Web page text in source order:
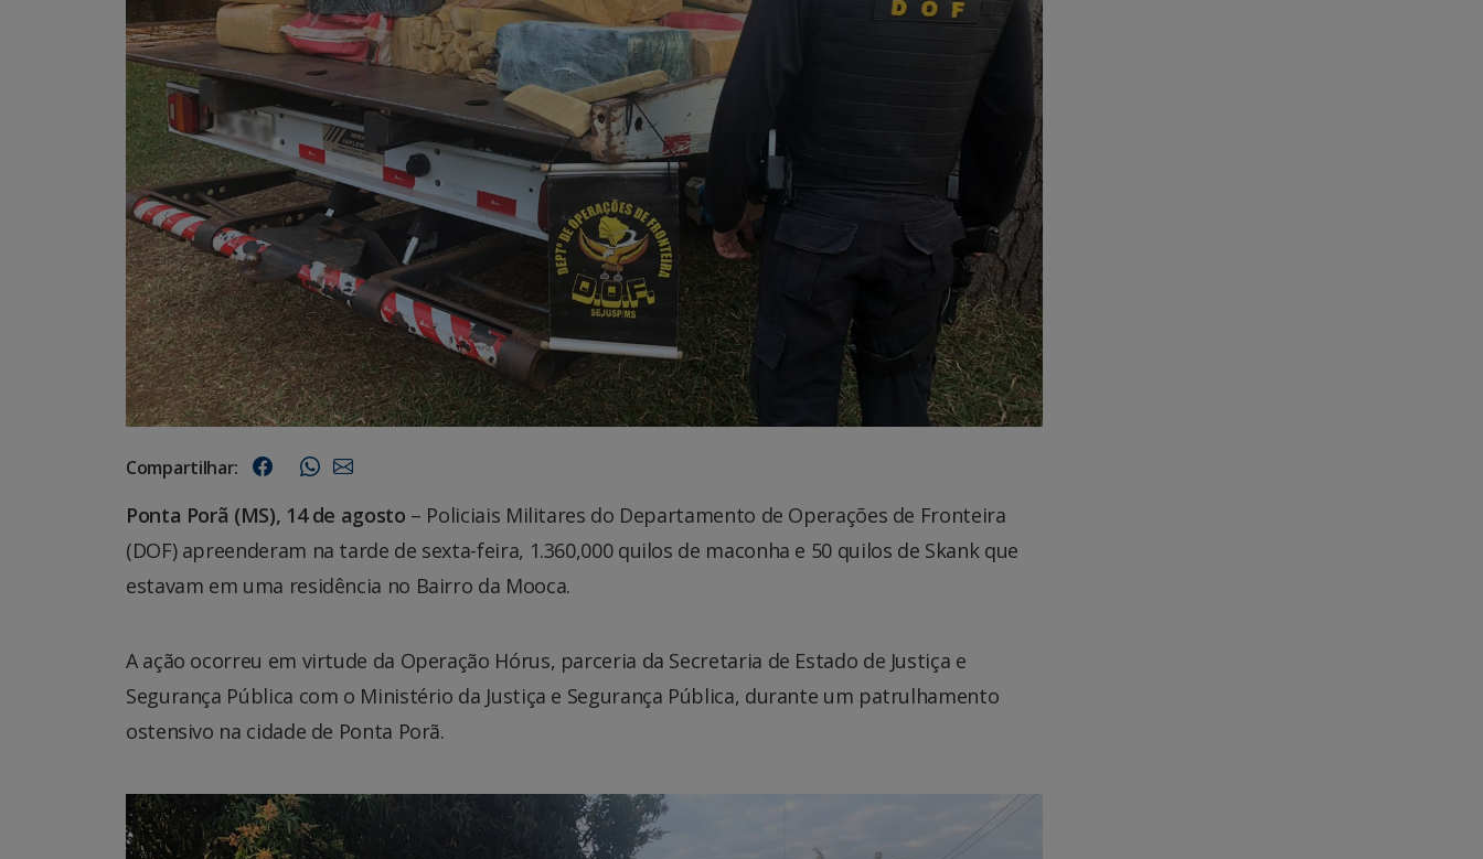
Compartilhar:
Ponta Porã (MS), 14 de agosto – Policiais Militares do Departamento de Operações de Fronteira
(DOF) apreenderam na tarde de sexta-feira, 1.360,000 quilos de maconha e 50 quilos de Skank que
estavam em uma residência no Bairro da Mooca.
A ação ocorreu em virtude da Operação Hórus, parceria da Secretaria de Estado de Justiça e
Segurança Pública com o Ministério da Justiça e Segurança Pública, durante um patrulhamento
ostensivo na cidade de Ponta Porã.